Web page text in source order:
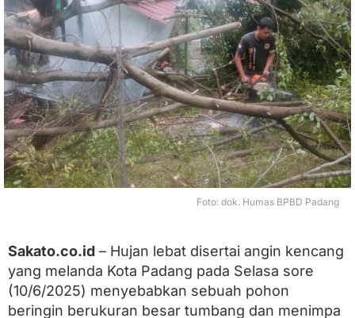
m
b
a
n
g
T
i
m
p
a
R
u
m
r
g
a
d
i
Foto: dok. Humas BPBD Padang
Sakato.co.id – Hujan lebat disertai angin kencang
yang melanda Kota Padang pada Selasa sore
(10/6/2025) menyebabkan sebuah pohon
beringin berukuran besar tumbang dan menimpa